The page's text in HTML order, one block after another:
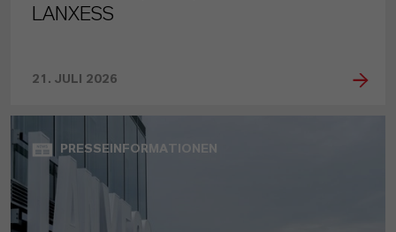
LANXESS
21. JULI 2026
PRESSEINFORMATIONEN